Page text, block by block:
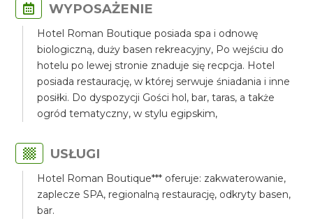
WYPOSAŻENIE
Hotel Roman Boutique posiada spa i odnowę
biologiczną, duży basen rekreacyjny, Po wejściu do
hotelu po lewej stronie znaduje się recpcja. Hotel
posiada restaurację, w której serwuje śniadania i inne
posiłki. Do dyspozycji Gości hol, bar, taras, a także
ogród tematyczny, w stylu egipskim,
USŁUGI
Hotel Roman Boutique*** oferuje: zakwaterowanie,
zaplecze SPA, regionalną restaurację, odkryty basen,
bar.